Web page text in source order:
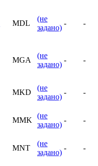
MDL
(не
задано)
- -
MGA
(не
задано)
- -
MKD
(не
задано)
- -
MMK
(не
задано)
- -
MNT
(не
задано)
- -